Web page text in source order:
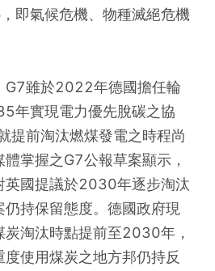
即氣候危機、物種滅絕危機
G7雖於2022年德國擔任輪
年實現電力優先脫碳之協
提前淘汰燃煤發電之時程尚
掌握之G7公報草案顯示，
英國提議於2030年逐步淘汰
持保留態度。德國政府現
炭淘汰時點提前至2030年，
使用煤炭之地方邦仍持反